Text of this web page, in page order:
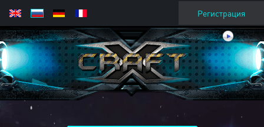
Регистрация